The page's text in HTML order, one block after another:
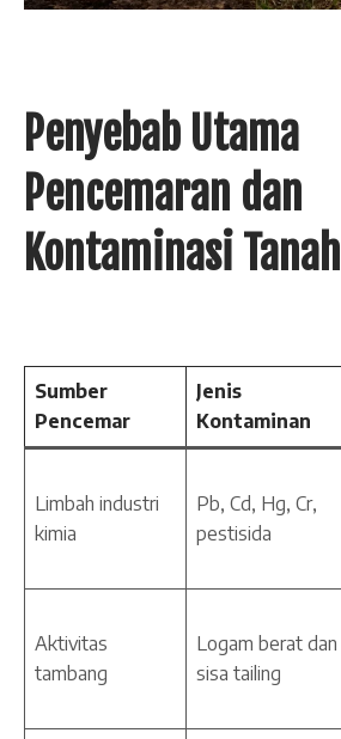
Penyebab Utama
Pencemaran dan
Kontaminasi Tanah
Sumber
Pencemar
Jenis
Kontaminan
Limbah industri
kimia
Pb, Cd, Hg, Cr,
pestisida
Aktivitas
tambang
Logam berat dan
sisa tailing